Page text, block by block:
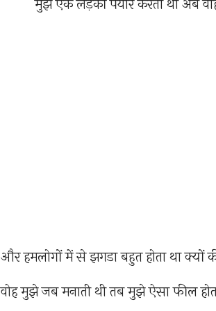
और हमलोगों में से झगडा बहुत होता था
वोह मुझे जब मनाती थी तब मुझे ऐसा फील